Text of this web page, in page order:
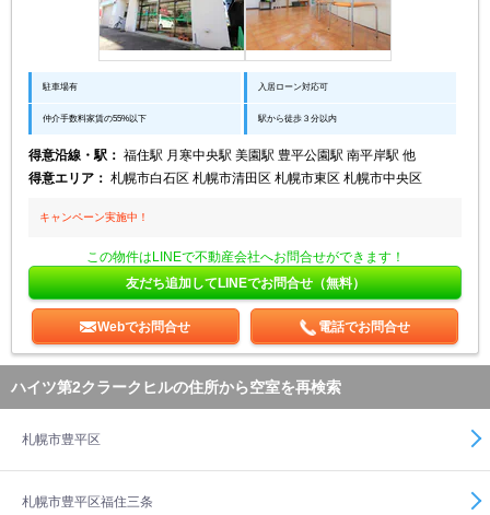
駐車場有 入居ローン対応可
仲介手数料家賃の55%以下 駅から徒歩３分以内
得意沿線・駅： 福住駅 月寒中央駅 美園駅 豊平公園駅 南平岸駅 他
得意エリア： 札幌市白石区 札幌市清田区 札幌市東区 札幌市中央区
キャンペーン実施中！
この物件はLINEで不動産会社へお問合せができます！
友だち追加してLINEでお問合せ（無料）
Webでお問合せ 電話でお問合せ
ハイツ第2クラークヒルの住所から空室を再検索
札幌市豊平区
札幌市豊平区福住三条